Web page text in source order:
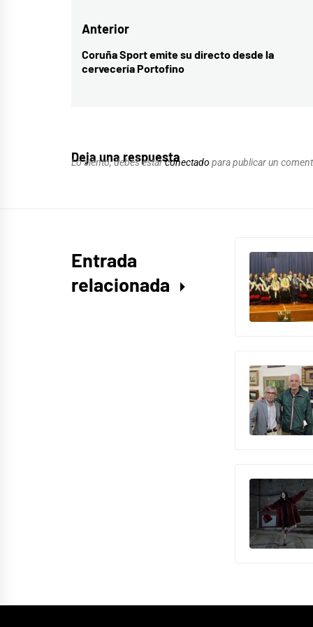
Navegación
de
Anterior
Entrada
anterior:
Coruña Sport emite su directo desde la
cervecería Portofino
Deja una respuesta
Lo siento, debes estarconectado para publicar un
Entrada
relacionada